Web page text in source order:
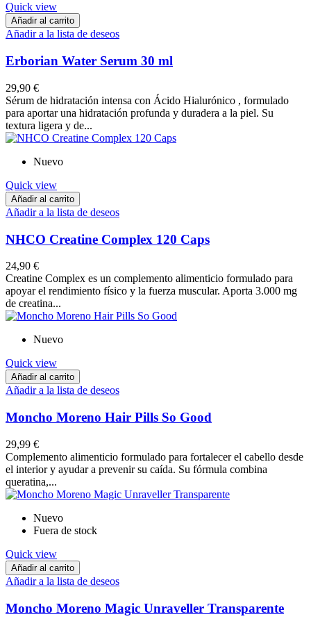
Quick view
Añadir al carrito
Añadir a la lista de deseos
Erborian Water Serum 30 ml
29,90 €
Sérum de hidratación intensa con Ácido Hialurónico , formulado
para aportar una hidratación profunda y duradera a la piel. Su
textura ligera y de...
Nuevo
Quick view
Añadir al carrito
Añadir a la lista de deseos
NHCO Creatine Complex 120 Caps
24,90 €
Creatine Complex es un complemento alimenticio formulado para
apoyar el rendimiento físico y la fuerza muscular. Aporta 3.000 mg
de creatina...
Nuevo
Quick view
Añadir al carrito
Añadir a la lista de deseos
Moncho Moreno Hair Pills So Good
29,99 €
Complemento alimenticio formulado para fortalecer el cabello desde
el interior y ayudar a prevenir su caída. Su fórmula combina
queratina,...
Nuevo
Fuera de stock
Quick view
Añadir al carrito
Añadir a la lista de deseos
Moncho Moreno Magic Unraveller Transparente